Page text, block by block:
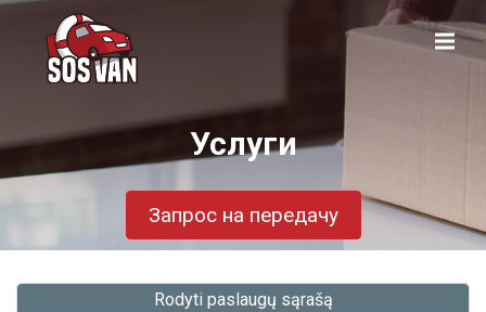
Услуги
Запрос на передачу
Rodyti paslaugų sąrašą